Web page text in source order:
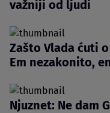
važniji od ljudi
Zašto Vlada ćuti
Em nezakonito,
Njuznet: Ne dam